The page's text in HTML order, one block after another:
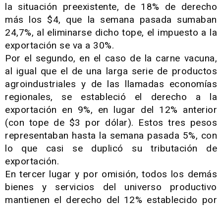
la situación preexistente, de 18% de derecho
más los $4, que la semana pasada sumaban
24,7%, al eliminarse dicho tope, el impuesto a la
exportación se va a 30%.
Por el segundo, en el caso de la carne vacuna,
al igual que el de una larga serie de productos
agroindustriales y de las llamadas economías
regionales, se estableció el derecho a la
exportación en 9%, en lugar del 12% anterior
(con tope de $3 por dólar). Estos tres pesos
representaban hasta la semana pasada 5%, con
lo que casi se duplicó su tributación de
exportación.
En tercer lugar y por omisión, todos los demás
bienes y servicios del universo productivo
mantienen el derecho del 12% establecido por